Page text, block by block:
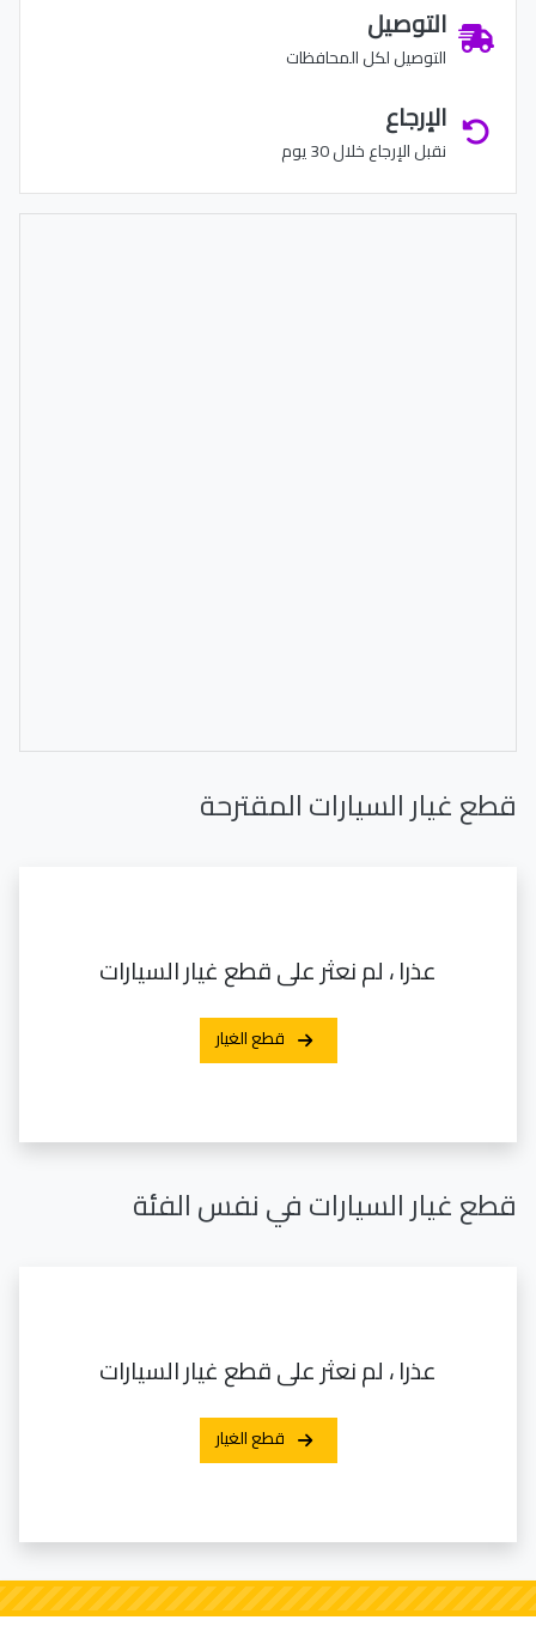
التوصيل
التوصيل لكل المحافظات
الإرجاع
نقبل الإرجاع خلال 30 يوم
قطع غيار السيارات المقترحة
عذرا ، لم نعثر على قطع غيار السيارات
قطع الغيار
قطع غيار السيارات في نفس الفئة
عذرا ، لم نعثر على قطع غيار السيارات
قطع الغيار